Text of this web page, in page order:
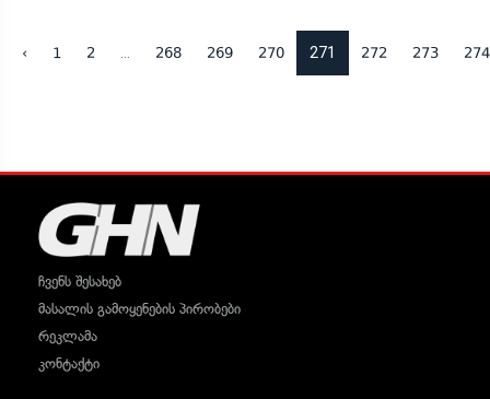
‹ 1 2 268 269 270 271 272 273 274
ჩვენს შესახებ
მასალის გამოყენების პირობები
რეკლამა
კონტაქტი